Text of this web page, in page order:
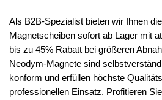
Als B2B-Spezialist bieten wir Ihnen
Magnetscheiben sofort ab Lager mit
bis zu 45% Rabatt bei größeren
Neodym-Magnete sind
konform und erfüllen höchste
professionellen Einsatz. Profitieren